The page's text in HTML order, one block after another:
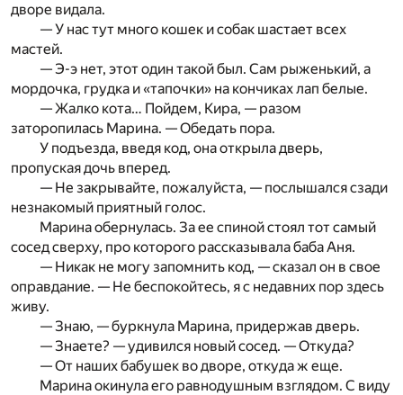
дворе видала.
— У нас тут много кошек и собак шастает всех
мастей.
— Э-э нет, этот один такой был. Сам рыженький, а
мордочка, грудка и «тапочки» на кончиках лап белые.
— Жалко кота… Пойдем, Кира, — разом
заторопилась Марина. — Обедать пора.
У подъезда, введя код, она открыла дверь,
пропуская дочь вперед.
— Не закрывайте, пожалуйста, — послышался сзади
незнакомый приятный голос.
Марина обернулась. За ее спиной стоял тот самый
сосед сверху, про которого рассказывала баба Аня.
— Никак не могу запомнить код, — сказал он в свое
оправдание. — Не беспокойтесь, я с недавних пор здесь
живу.
— Знаю, — буркнула Марина, придержав дверь.
— Знаете? — удивился новый сосед. — Откуда?
— От наших бабушек во дворе, откуда ж еще.
Марина окинула его равнодушным взглядом. С виду